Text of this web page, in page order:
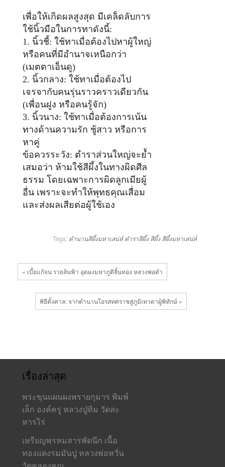
เพื่อให้เกิดผลสูงสุด มีเคล็ดลับการ
ใช้นิ้วมือในการทาดังนี้:
1. นิ้วชี้: ใช้ทาเมื่อต้องไปหาผู้ใหญ่
หรือคนที่มีอำนาจเหนือกว่า
(เมตตาเอ็นดู)
2. นิ้วกลาง: ใช้ทาเมื่อต้องไป
เจรจากับคนรุ่นราวคราวเดียวกัน
(เพื่อนฝูง หรือคนรู้จัก)
3. นิ้วนาง: ใช้ทาเมื่อต้องการเน้น
ทางด้านความรัก ชู้สาว หรือการ
หาคู่
ข้อควรระวัง: ตำราส่วนใหญ่จะย้ำ
เสมอว่า ห้ามใช้สีผึ้งในทางผิดศีล
ธรรม โดยเฉพาะการผิดลูกเมียผู้
อื่น เพราะจะทำให้พุทธคุณเสื่อม
และส่งผลเสียต่อผู้ใช้เอง
Tags: ตำนานสีผึ้งมหาเสน่ห์ ตำราสีผึ้ง สีผึ้ง สีผึ้งมหาเสน่ห์
« เบี้ยแก้จน รวยล้นฟ้า อุดผงมหาภูติลิ้นทอง หลวงพ่อดำ
พิธีตั้งศาล: จากตำนานโอรสทศราชสู่ภูมิเทวดาผู้พิทักษ์ »
เรื่องล่าสุด
พระขุนแผนผงพรายกุมาร พิมพ์
เล็ก องค์ครู หลวงปู่ทิม วัดละ
หารไร่
เหรียญพรหมสารพัดนึก เนื้อ
ทองแดงรมมันปู หลวงพ่อหวั่น